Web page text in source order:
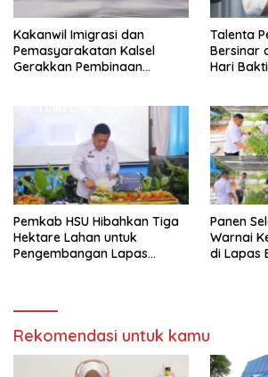
Kakanwil Imigrasi dan
Pemasyarakatan Kalsel
Gerakkan Pembinaan
Talenta
Bersinar
Hari
Pemkab HSU Hibahkan Tiga
Hektare Lahan untuk
Pengembangan Lapas
Panen
Warnai
di Lapas
Rekomendasi untuk kamu